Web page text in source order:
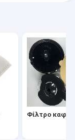
Φίλτρο καφέ